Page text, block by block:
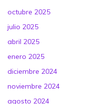
octubre 2025
julio 2025
abril 2025
enero 2025
diciembre 2024
noviembre 2024
agosto 2024